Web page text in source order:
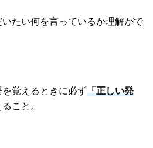
たい何を言っているか理解がで
覚えるときに必ず「正しい発
こと。